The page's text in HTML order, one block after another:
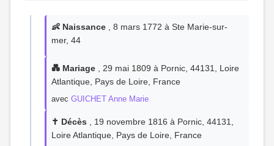
👶 Naissance , 8 mars 1772 à Ste Marie-sur-
mer, 44
💑 Mariage , 29 mai 1809 à Pornic, 44131, Loire
Atlantique, Pays de Loire, France
avec GUICHET Anne Marie
✝️ Décès , 19 novembre 1816 à Pornic, 44131,
Loire Atlantique, Pays de Loire, France